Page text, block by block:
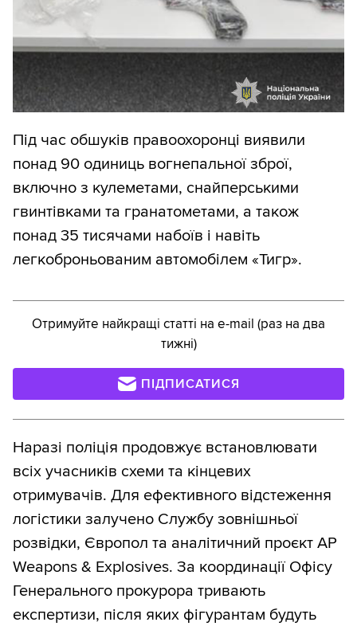
Під час обшуків правоохоронці виявили
понад 90 одиниць вогнепальної зброї,
включно з кулеметами, снайперськими
гвинтівками та гранатометами, а також
понад 35 тисячами набоїв і навіть
легкоброньованим автомобілем «Тигр».
Отримуйте найкращі статті на e-mail (раз на два
тижні)
ПІДПИСАТИСЯ
Наразі поліція продовжує встановлювати
всіх учасників схеми та кінцевих
отримувачів. Для ефективного відстеження
логістики залучено Службу зовнішньої
розвідки, Європол та аналітичний проєкт AP
Weapons & Explosives. За координації Офісу
Генерального прокурора тривають
експертизи, після яких фігурантам будуть